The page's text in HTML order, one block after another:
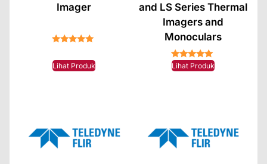
Imager
Lihat Produk
and LS Series Thermal
Imagers and
Monoculars
★★★★★
Lihat Produk